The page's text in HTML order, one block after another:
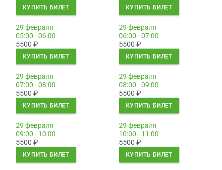
КУПИТЬ БИЛЕТ КУПИТЬ БИЛЕТ
29 февраля
05:00 - 06:00
5500 ₽
КУПИТЬ БИЛЕТ
29 февраля
06:00 - 07:00
5500 ₽
КУПИТЬ БИЛЕТ
29 февраля
07:00 - 08:00
5500 ₽
КУПИТЬ БИЛЕТ
29 февраля
08:00 - 09:00
5500 ₽
КУПИТЬ БИЛЕТ
29 февраля
09:00 - 10:00
5500 ₽
КУПИТЬ БИЛЕТ
29 февраля
10:00 - 11:00
5500 ₽
КУПИТЬ БИЛЕТ